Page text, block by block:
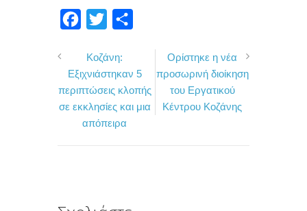
e
b
o
i
t
t
e
ρ
α
Κοζάνη:
Εξιχνιάστηκαν 5
περιπτώσεις κλοπής
σε εκκλησίες και μια
απόπειρα
Ορίστηκε η νέα
προσωρινή διοίκηση
του Εργατικού
Κέντρου Κοζάνης